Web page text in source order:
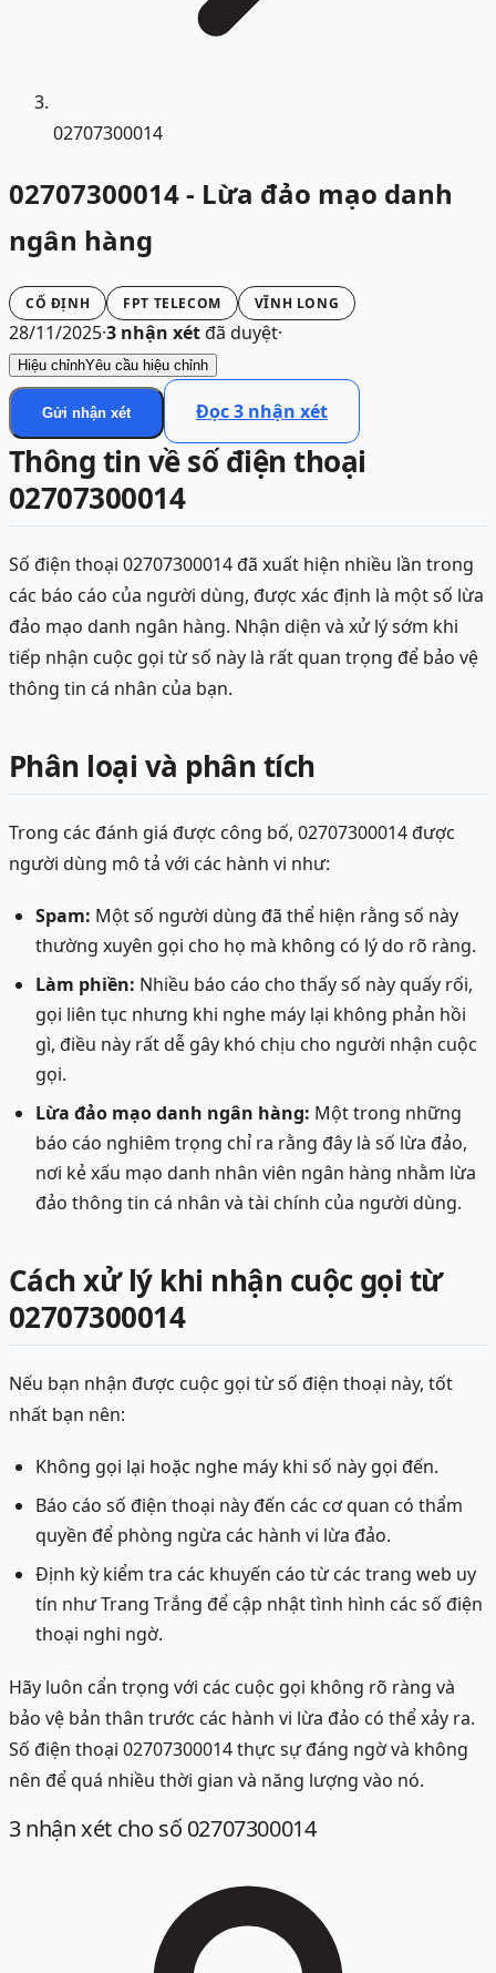
02707300014
02707300014 - Lừa đảo mạo danh
ngân hàng
CỐ ĐỊNH FPT TELECOM VĨNH LONG
28/11/2025·3 nhận xétđã duyệt·
Hiệu chỉnhYêu cầu hiệu chỉnh
Gửi nhận xét Đọc3 nhận xét
Thông tin về số điện thoại
02707300014
Số điện thoại 02707300014 đã xuất hiện nhiều lần trong
các báo cáo của người dùng, được xác định là một số lừa
đảo mạo danh ngân hàng. Nhận diện và xử lý sớm khi
tiếp nhận cuộc gọi từ số này là rất quan trọng để bảo vệ
thông tin cá nhân của bạn.
Phân loại và phân tích
Trong các đánh giá được công bố, 02707300014 được
người dùng mô tả với các hành vi như:
Spam: Một số người dùng đã thể hiện rằng số này
thường xuyên gọi cho họ mà không có lý do rõ ràng.
Làm phiền: Nhiều báo cáo cho thấy số này quấy rối,
gọi liên tục nhưng khi nghe máy lại không phản hồi
gì, điều này rất dễ gây khó chịu cho người nhận cuộc
gọi.
Lừa đảo mạo danh ngân hàng: Một trong những
báo cáo nghiêm trọng chỉ ra rằng đây là số lừa đảo,
nơi kẻ xấu mạo danh nhân viên ngân hàng nhằm lừa
đảo thông tin cá nhân và tài chính của người dùng.
Cách xử lý khi nhận cuộc gọi từ
02707300014
Nếu bạn nhận được cuộc gọi từ số điện thoại này, tốt
nhất bạn nên:
Không gọi lại hoặc nghe máy khi số này gọi đến.
Báo cáo số điện thoại này đến các cơ quan có thẩm
quyền để phòng ngừa các hành vi lừa đảo.
Định kỳ kiểm tra các khuyến cáo từ các trang web uy
tín như Trang Trắng để cập nhật tình hình các số điện
thoại nghi ngờ.
Hãy luôn cẩn trọng với các cuộc gọi không rõ ràng và
bảo vệ bản thân trước các hành vi lừa đảo có thể xảy ra.
Số điện thoại 02707300014 thực sự đáng ngờ và không
nên để quá nhiều thời gian và năng lượng vào nó.
3nhận xét cho số 02707300014